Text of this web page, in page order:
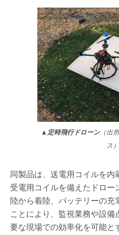
▲定時飛行ドローン（出
ス）
同製品は、送電用コイルを内
受電用コイルを備えたドロ
陸から着陸、バッテリーの充
ことにより、監視業務や設
要な現場での効率化を可能